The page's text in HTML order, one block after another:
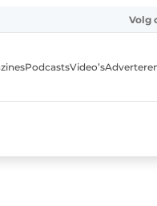
Volg
PodcastsVideo’s